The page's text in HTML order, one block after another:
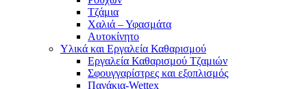
Τζάμια
Χαλιά – Υφασμάτα
Αυτοκίνητο
Υλικά και Εργαλεία Καθαρισμού
Εργαλεία Καθαρισμού Τζαμιών
Σφουγγαρίστρες και εξοπλισμός
Πανάκια-Wettex